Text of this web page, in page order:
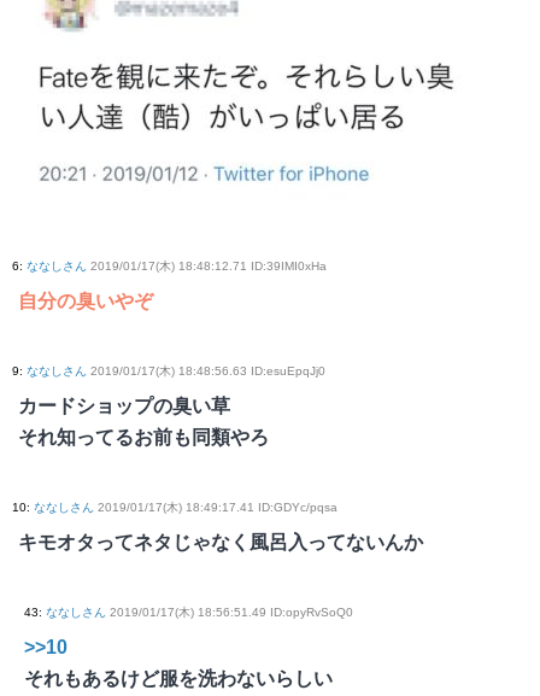
6: ななしさん 2019/01/17(木) 18:48:12.71 ID:39IMI0xHa
自分の臭いやぞ
9: ななしさん 2019/01/17(木) 18:48:56.63 ID:esuEpqJj0
カードショップの臭い草
それ知ってるお前も同類やろ
10: ななしさん 2019/01/17(木) 18:49:17.41 ID:GDYc/pqsa
キモオタってネタじゃなく風呂入ってないんか
43: ななしさん 2019/01/17(木) 18:56:51.49 ID:opyRvSoQ0
>>10
それもあるけど服を洗わないらしい